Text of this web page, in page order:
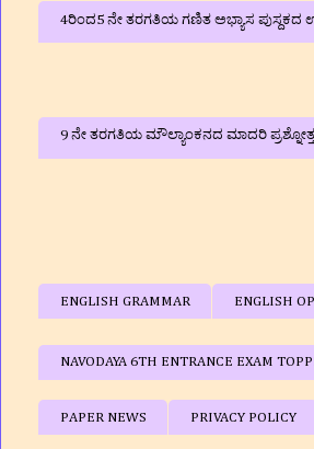
4ರಿಂದ5 ನೇ ತರಗತಿಯ ಗಣಿತ ಅಭ್ಯಾಸ ಪುಸ್ದಕದ
9 ನೇ ತರಗತಿಯ ಮೌಲ್ಯಾಂಕನದ ಮಾದರಿ
ENGLISH GRAMMAR ENGLISH
NAVODAYA 6TH ENTRANCE EXAM
PAPER NEWS PRIVACY POLICY